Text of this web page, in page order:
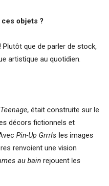
objets ?
Plutôt que de parler de stock,
artistique au quotidien.
Teenage, était construite sur le
décors fictionnels et
Pin-Up Grrrls les images
renvoient une vision
au bain rejouent les